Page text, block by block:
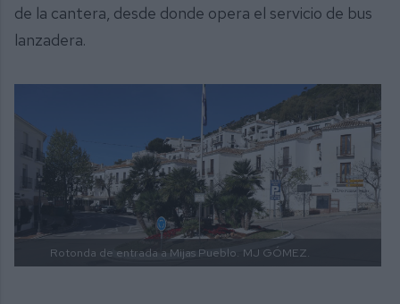
de la cantera, desde donde opera el servicio de bus
lanzadera.
Rotonda de entrada a Mijas Pueblo. MJ GÓMEZ.